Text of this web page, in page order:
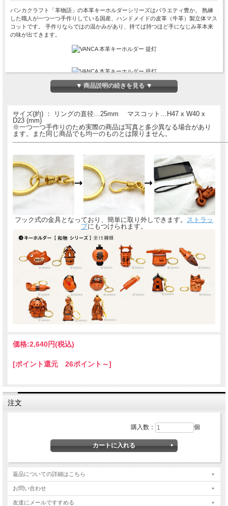
バンカクラフト「革物語」の本革キーホルダーシリーズはバラエティ豊か。 熟練
した職人が一つ一つ手作りしている国産、ハンドメイドの皮革（牛革）製立体マス
コットです。 手作りならではの温かみがあり、持てば持つほど手になじみ革本来
の味が出てきます。
※一つ一つ手作りのため実際の商品は写真と多少異なる場合があります。
名入れについて
全商品無料で焼きペンで名入れいたします。
・漢字不可、ひらがな・カタカナ・英数字で6文字まで
・メガネ小物スタンドのみ15文字まで
・ご注文後の名入れの追加・変更、また返品は不可
＊詳しくはこちらから
手描きで革を焦がしながら名入れをするため文字は均一なものにならず、焦げた部
分は少し凹凸ができます。あなただけの革小物に。
ギフトラッピングについて
全商品無料で簡易ラッピングの上お送りしております。
ります。
＊詳しくはこちらから
*有料ラッピング（M)
▼ 商品説明の続きを見る ▼
サイズ(約) ： リングの直径…25mm マスコット…H47 x W40 x
D23 (mm)
※一つ一つ手作りのため実際の商品は写真と多少異なる場合があり
ます。また同じ商品でも均一のものとは限りません。
フック式の金具となっており、簡単に取り外しできます。
ストラッ
プにもつけられます。
価格:2,640円(税込)
[ポイント還元 26ポイント～]
注文
購入数： 個
返品についての詳細はこちら
お問い合わせ
友達にメールですすめる